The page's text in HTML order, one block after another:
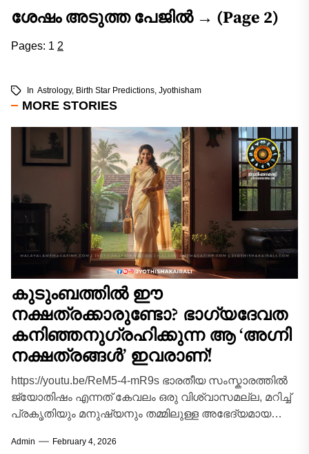
ശേഷം അടുത്ത പേജിൽ → (Page 2)
Pages: 1 2
In Astrology, Birth Star Predictions, Jyothisham
MORE STORIES
കുടുംബത്തിൽ ഈ
നക്ഷത്രക്കാരുണ്ടോ? ഭാഗ്യദേവത
കനിഞ്ഞനുഗ്രഹിക്കുന്ന ആ ‘അഗ്നി
നക്ഷത്രങ്ങൾ’ ഇവരാണ്!
https://youtu.be/ReM5-4-mR9s ഭാരതീയ സംസ്കാരത്തിൽ
ജ്യോതിഷം എന്നത് കേവലം ഒരു വിശ്വാസമല്ല, മറിച്ച്
പ്രകൃതിയും മനുഷ്യനും തമ്മിലുള്ള അഭേദ്യമായ
കൂടിയാണ്. ആകാശഗംഗയിലെ 27...
Admin February 4, 2026